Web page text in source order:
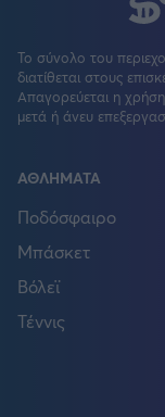
Το σύνολο του
διατίθεται στους
Απαγορεύεται η
μετά ή άνευ
ΑΘΛΗΜΑΤΑ
Ποδόσφαιρο
Μπάσκετ
Βόλεϊ
Τέννις